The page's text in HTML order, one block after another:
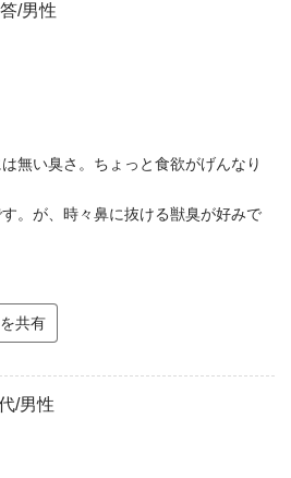
/男性
無い臭さ。ちょっと食欲がげんなり
。が、時々鼻に抜ける獣臭が好みで
共有
/男性